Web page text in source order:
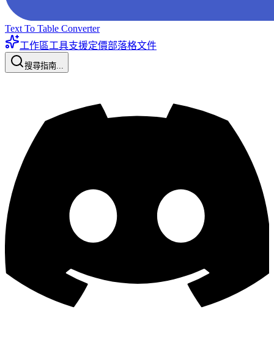
Text To Table Converter
工作區工具支援定價部落格文件
搜尋指南...